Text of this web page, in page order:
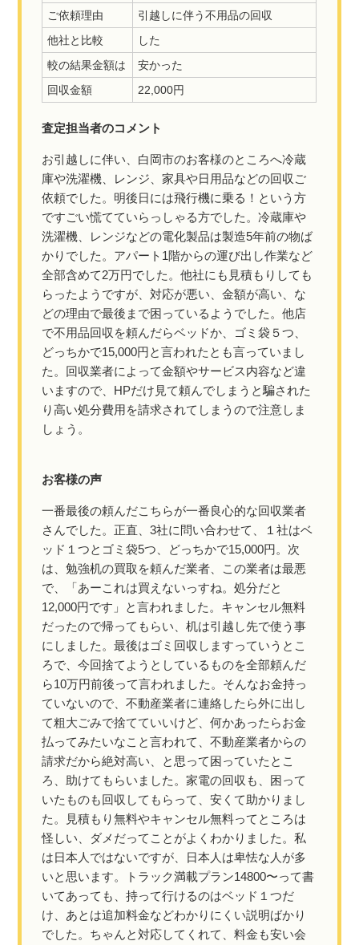
ご依頼理由
引越しに伴う不用品の回収
他社と比較
した
較の結果金額は
安かった
回収金額
22,000円
査定担当者のコメント
お引越しに伴い、白岡市のお客様のところへ冷蔵
庫や洗濯機、レンジ、家具や日用品などの回収ご
依頼でした。明後日には飛行機に乗る！という方
ですごい慌てていらっしゃる方でした。冷蔵庫や
洗濯機、レンジなどの電化製品は製造5年前の物ば
かりでした。アパート1階からの運び出し作業など
全部含めて2万円でした。他社にも見積もりしても
らったようですが、対応が悪い、金額が高い、な
どの理由で最後まで困っているようでした。他店
で不用品回収を頼んだらベッドか、ゴミ袋５つ、
どっちかで15,000円と言われたとも言っていまし
た。回収業者によって金額やサービス内容など違
いますので、HPだけ見て頼んでしまうと騙された
り高い処分費用を請求されてしまうので注意しま
しょう。
お客様の声
一番最後の頼んだこちらが一番良心的な回収業者
さんでした。正直、3社に問い合わせて、１社はベ
ッド１つとゴミ袋5つ、どっちかで15,000円。次
は、勉強机の買取を頼んだ業者、この業者は最悪
で、「あーこれは買えないっすね。処分だと
12,000円です」と言われました。キャンセル無料
だったので帰ってもらい、机は引越し先で使う事
にしました。最後はゴミ回収しますっていうとこ
ろで、今回捨てようとしているものを全部頼んだ
ら10万円前後って言われました。そんなお金持っ
ていないので、不動産業者に連絡したら外に出し
て粗大ごみで捨てていいけど、何かあったらお金
払ってみたいなこと言われて、不動産業者からの
請求だから絶対高い、と思って困っていたとこ
ろ、助けてもらいました。家電の回収も、困って
いたものも回収してもらって、安くて助かりまし
た。見積もり無料やキャンセル無料ってところは
怪しい、ダメだってことがよくわかりました。私
は日本人ではないですが、日本人は卑怯な人が多
いと思います。トラック満載プラン14800〜って書
いてあっても、持って行けるのはベッド１つだ
け、あとは追加料金などわかりにくい説明ばかり
でした。ちゃんと対応してくれて、料金も安い会